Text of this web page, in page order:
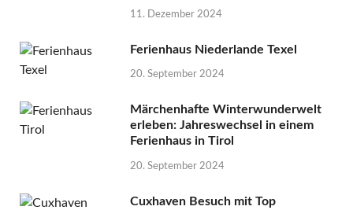
11. Dezember 2024
Ferienhaus Niederlande Texel
20. September 2024
Märchenhafte Winterwunderwelt
erleben: Jahreswechsel in einem
Ferienhaus in Tirol
20. September 2024
Cuxhaven Besuch mit Top